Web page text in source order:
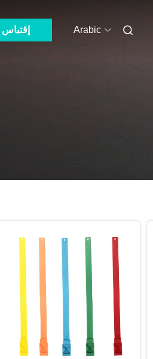
إقتباس Arabic